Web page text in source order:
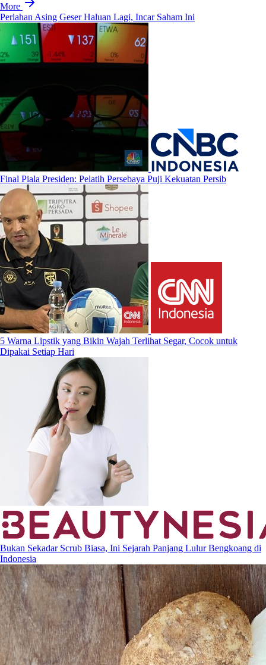
More
Perlahan Asing Geser Haluan Lagi, Incar Saham Ini
Final Piala Presiden: Pelatih Persebaya Puji Kekuatan Persib
5 Warna Lipstik yang Bikin Wajah Terlihat Segar, Cocok untuk
Dipakai Setiap Hari
Bukan Sekadar Scrub Biasa, Ini Sejarah Panjang Lulur Bengkoang di
Indonesia